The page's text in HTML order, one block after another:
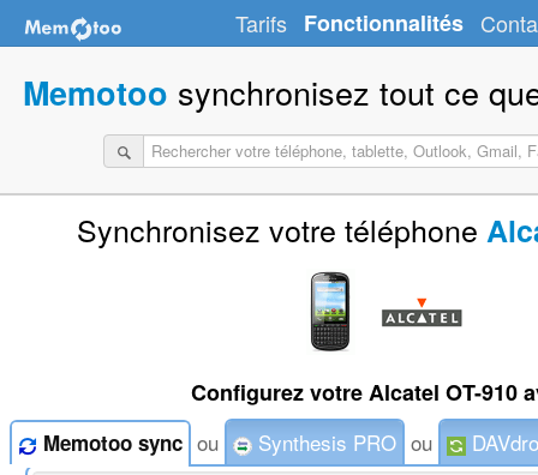
Tarifs Fonctionnalités
Memotoo synchronisez tout ce
Synchronisez votre téléphone
Configurez votre Alcatel OT-910
Memotoo sync ou Synthesis PRO ou